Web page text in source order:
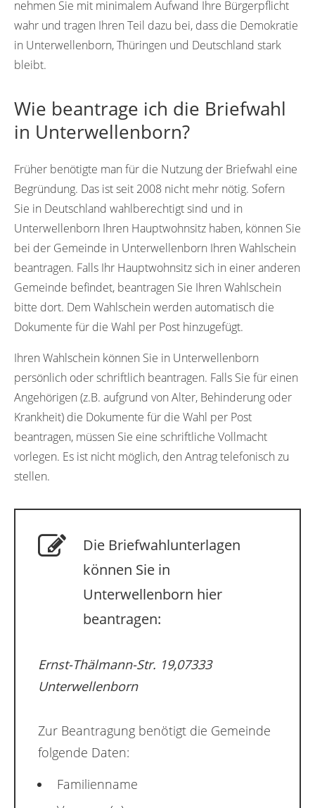
nehmen Sie mit minimalem Aufwand Ihre Bürgerpflicht
wahr und tragen Ihren Teil dazu bei, dass die Demokratie
in Unterwellenborn, Thüringen und Deutschland stark
bleibt.
Wie beantrage ich die Briefwahl
in Unterwellenborn?
Früher benötigte man für die Nutzung der Briefwahl eine
Begründung. Das ist seit 2008 nicht mehr nötig. Sofern
Sie in Deutschland wahlberechtigt sind und in
Unterwellenborn Ihren Hauptwohnsitz haben, können Sie
bei der Gemeinde in Unterwellenborn Ihren Wahlschein
beantragen. Falls Ihr Hauptwohnsitz sich in einer anderen
Gemeinde befindet, beantragen Sie Ihren Wahlschein
bitte dort. Dem Wahlschein werden automatisch die
Dokumente für die Wahl per Post hinzugefügt.
Ihren Wahlschein können Sie in Unterwellenborn
persönlich oder schriftlich beantragen. Falls Sie für einen
Angehörigen (z.B. aufgrund von Alter, Behinderung oder
Krankheit) die Dokumente für die Wahl per Post
beantragen, müssen Sie eine schriftliche Vollmacht
vorlegen. Es ist nicht möglich, den Antrag telefonisch zu
stellen.
Die Briefwahlunterlagen
können Sie in
Unterwellenborn hier
beantragen:
Ernst-Thälmann-Str. 19,07333
Unterwellenborn
Zur Beantragung benötigt die Gemeinde
folgende Daten:
Familienname